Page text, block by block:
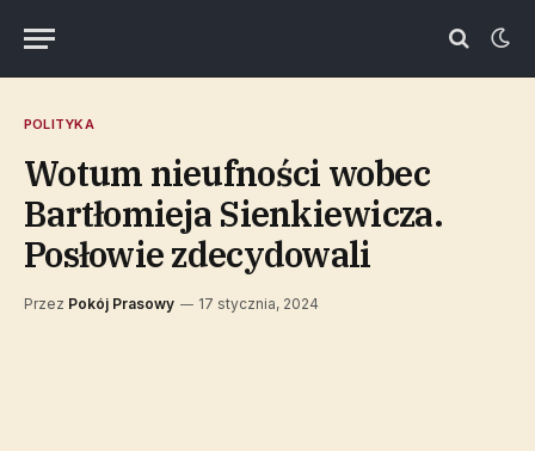
POLITYKA
Wotum nieufności wobec
Bartłomieja Sienkiewicza.
Posłowie zdecydowali
Przez Pokój Prasowy 17 stycznia, 2024